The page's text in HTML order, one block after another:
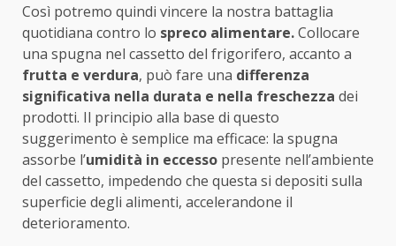
Così potremo quindi vincere la nostra battaglia
quotidiana contro lo spreco alimentare.Collocare
una spugna nel cassetto del frigorifero, accanto a
frutta e verdura, può fare una differenza
significativa nella durata e nella freschezza dei
prodotti. Il principio alla base di questo
suggerimento è semplice ma efficace: la spugna
assorbe l’umidità in eccesso presente nell’ambiente
del cassetto, impedendo che questa si depositi sulla
superficie degli alimenti, accelerandone il
deterioramento.